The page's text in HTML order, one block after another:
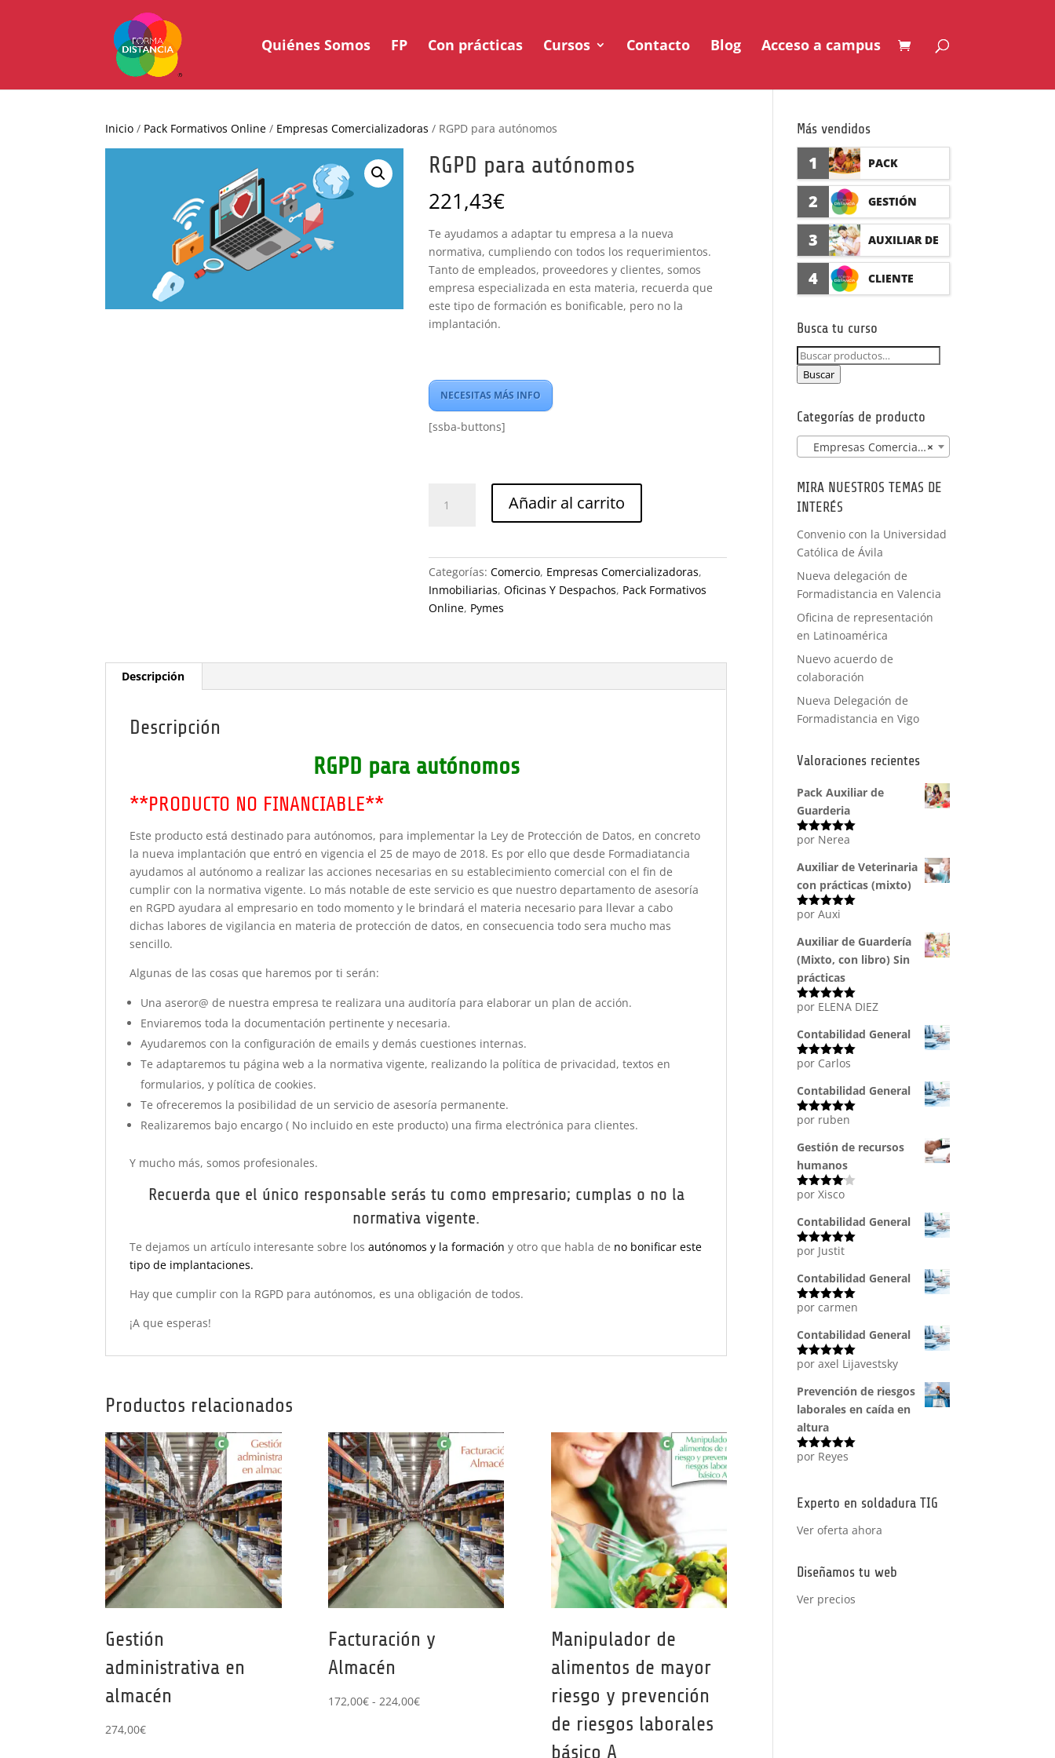
Quiénes Somos FP Con prácticas Cursos Contacto Blog Acceso a campus
Inicio / Pack Formativos Online / Empresas Comercializadoras / RGPD para autónomos
RGPD para autónomos
221,43€
Te ayudamos a adaptar tu empresa a la nueva
normativa, cumpliendo con todos los requerimientos.
Tanto de empleados, proveedores y clientes, somos
empresa especializada en esta materia, recuerda que
este tipo de formación es bonificable, pero no la
implantación.
NECESITAS MÁS INFO
[ssba-buttons]
para
Añadir al carrito
Categorías:Comercio, Empresas Comercializadoras,
Inmobiliarias,Oficinas Y Despachos, Pack Formativos
Online, Pymes
Descripción
Descripción
RGPD para autónomos
**PRODUCTO NO FINANCIABLE**
Este producto está destinado para autónomos, para implementar la Ley de Protección de Datos, en concreto
la nueva implantación que entró en vigencia el 25 de mayo de 2018. Es por ello que desde Formadiatancia
ayudamos al autónomo a realizar las acciones necesarias en su establecimiento comercial con el fin de
cumplir con la normativa vigente. Lo más notable de este servicio es que nuestro departamento de asesoría
en RGPD ayudara al empresario en todo momento y le brindará el materia necesario para llevar a cabo
dichas labores de vigilancia en materia de protección de datos, en consecuencia todo sera mucho mas
sencillo.
Algunas de las cosas que haremos por ti serán:
Una aseror@ de nuestra empresa te realizara una auditoría para elaborar un plan de acción.
Enviaremos toda la documentación pertinente y necesaria.
Ayudaremos con la configuración de emails y demás cuestiones internas.
Te adaptaremos tu página web a la normativa vigente, realizando la política de privacidad, textos en
formularios, y política de cookies.
Te ofreceremos la posibilidad de un servicio de asesoría permanente.
Realizaremos bajo encargo ( No incluido en este producto) una firma electrónica para clientes.
Y mucho más, somos profesionales.
Recuerda que el único responsable serás tu como empresario; cumplas o no la
normativa vigente.
Te dejamos un artículo interesante sobre losautónomos y la formación y otro que habla de no bonificar este
tipo de implantaciones.
Hay que cumplir con la RGPD para autónomos, es una obligación de todos.
¡A que esperas!
Productos relacionados
Gestión
administrativa en
almacén
274,00€
Facturación y
Almacén
172,00€ - 224,00€Rango
Manipulador de
alimentos de mayor
riesgo y prevención
de riesgos laborales
básico A
Más vendidos
1 PACK
AUXILIAR DE
GUARDERÍA
CON
2 GESTIÓN
SEGURO DE
ACCIDENTES
(PRÁCTICAS
FORMATIVAS)
3 AUXILIAR DE
FARMACIA Y
IA CON
PRÁCTICAS
4 CLIENTE
Busca tu curso
Buscar
por:
Buscar
Categorías de producto
×
Empresas Comercializadoras
MIRA NUESTROS TEMAS DE
INTERÉS
Convenio con la Universidad
Católica de Ávila
Nueva delegación de
Formadistancia en Valencia
Oficina de representación
en Latinoamérica
Nuevo acuerdo de
colaboración
Nueva Delegación de
Formadistancia en Vigo
Valoraciones recientes
Pack Auxiliar de
Guarderia
Valorado
por Nerea
Auxiliar de Veterinaria
con prácticas (mixto)
Valorado
por Auxi
Auxiliar de Guardería
(Mixto, con libro) Sin
prácticas
Valorado
por ELENA DIEZ
Contabilidad General
Valorado
por Carlos
Contabilidad General
Valorado
por ruben
Gestión de recursos
humanos
Valorado
5
por Xisco
Contabilidad General
Valorado
por Justit
Contabilidad General
Valorado
por carmen
Contabilidad General
Valorado
por axel Lijavestsky
Prevención de riesgos
laborales en caída en
altura
Valorado
por Reyes
Experto en soldadura TIG
Ver oferta ahora
Diseñamos tu web
Ver precios